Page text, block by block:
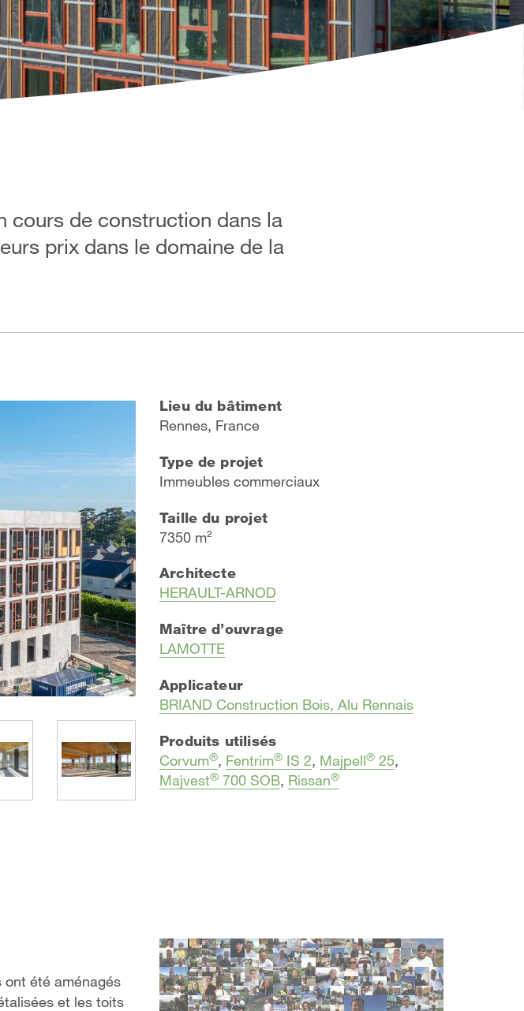
cours de construction dans la
prix dans le domaine de la
Lieu du bâtiment
Rennes, France
Type de projet
Immeubles commerciaux
Taille du projet
7350 m²
Architecte
HERAULT-ARNOD
Maître d’ouvrage
LAMOTTE
Applicateur
​BRIAND Construction Bois, Alu Rennais
Produits utilisés
Corvum®, Fentrim® IS 2, Majpell® 25,
Majvest® 700 SOB, Rissan®
été aménagés
et les toits